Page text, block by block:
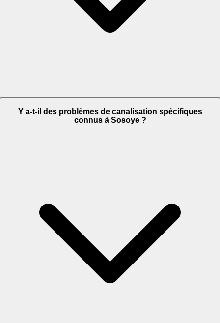
Y a-t-il des problèmes de canalisation spécifiques
connus à Sosoye ?